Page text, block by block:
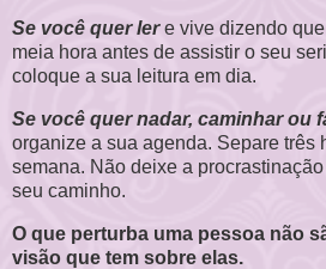
Se você quer lere vive dizendo
meia hora antes de assistir o seu
coloque a sua leitura em dia.
Se você quer nadar, caminhar ou
organize a sua agenda. Separe três
semana. Não deixe a
seu caminho.
O que perturba uma pessoa não
visão que tem sobre elas.